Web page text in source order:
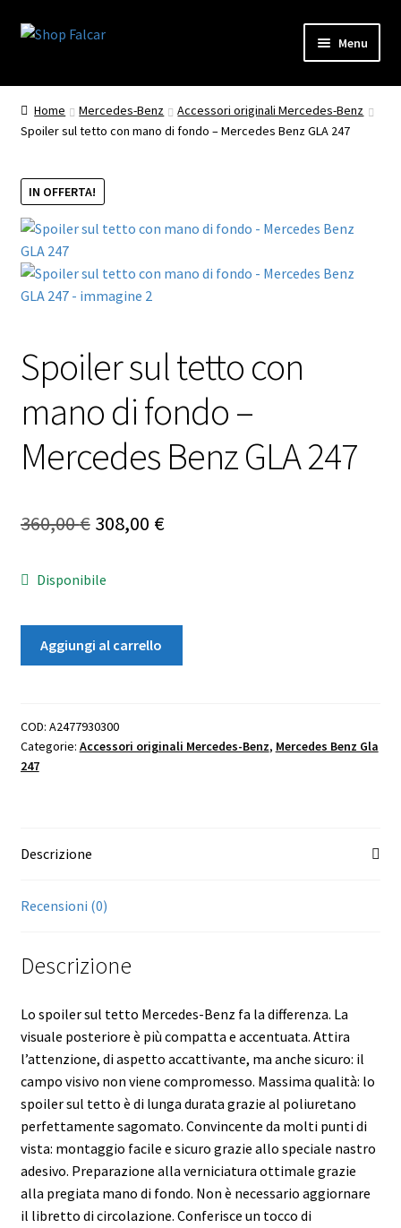
Vai
Vai
Menu
Home Mercedes-Benz
Accessori originali Mercedes-Benz
Spoiler sul tetto con mano di fondo – Mercedes Benz GLA 247
IN OFFERTA!
Spoiler sul tetto con
mano di fondo –
Mercedes Benz GLA 247
360,00€ Il
originale
era:
360,00 €.
308,00 €Il
è:
Disponibile
mano
di
fondo
GLA
quantità
Aggiungi al carrello
COD: A2477930300
Categorie: Accessori originali Mercedes-Benz, Mercedes Benz Gla
247
Descrizione
Recensioni (0)
Descrizione
Lo spoiler sul tetto Mercedes-Benz fa la differenza. La
visuale posteriore è più compatta e accentuata. Attira
l’attenzione, di aspetto accattivante, ma anche sicuro: il
campo visivo non viene compromesso. Massima qualità: lo
spoiler sul tetto è di lunga durata grazie al poliuretano
perfettamente sagomato. Convincente da molti punti di
vista: montaggio facile e sicuro grazie allo speciale nastro
adesivo. Preparazione alla verniciatura ottimale grazie
alla pregiata mano di fondo. Non è necessario aggiornare
il libretto di circolazione. Conferisce un tocco di